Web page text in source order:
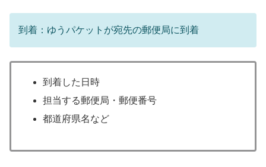
到着：ゆうパケットが宛先の郵便局に到着
到着した日時
担当する郵便局・郵便番号
都道府県名など